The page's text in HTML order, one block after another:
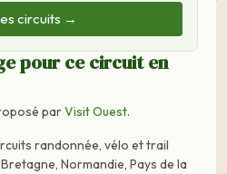
circuits →
pour ce circuit en
parVisit Ouest.
randonnée, vélo et trail
Normandie, Pays de la